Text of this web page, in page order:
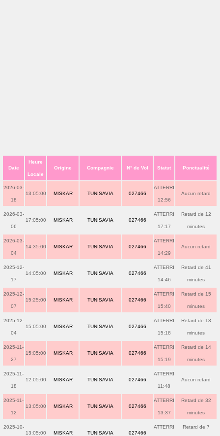
Date
Heure
Locale
Origine Compagnie N° de Vol Statut Ponctualité
2026-03-
18
13:05:00 MISKAR TUNISAVIA 027466
ATTERRI
12:56
Aucun retard
2026-03-
06
17:05:00 MISKAR TUNISAVIA 027466
ATTERRI
17:17
Retard de 12
minutes
2026-03-
04
14:35:00 MISKAR TUNISAVIA 027466
ATTERRI
14:29
Aucun retard
2025-12-
17
14:05:00 MISKAR TUNISAVIA 027466
ATTERRI
14:46
Retard de 41
minutes
2025-12-
07
15:25:00 MISKAR TUNISAVIA 027466
ATTERRI
15:40
Retard de 15
minutes
2025-12-
04
15:05:00 MISKAR TUNISAVIA 027466
ATTERRI
15:18
Retard de 13
minutes
2025-11-
27
15:05:00 MISKAR TUNISAVIA 027466
ATTERRI
15:19
Retard de 14
minutes
2025-11-
18
12:05:00 MISKAR TUNISAVIA 027466
ATTERRI
11:48
Aucun retard
2025-11-
12
13:05:00 MISKAR TUNISAVIA 027466
ATTERRI
13:37
Retard de 32
minutes
2025-10-
13:05:00 MISKAR TUNISAVIA 027466
ATTERRI Retard de 7